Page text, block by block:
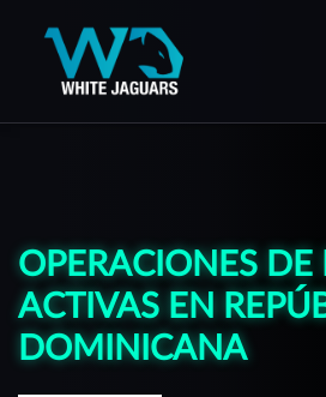
OPERACIONES DE
ACTIVAS EN
DOMINICANA